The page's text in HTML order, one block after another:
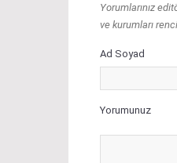
Yorumlarınız
ve kurumları
Ad Soyad
Yorumunuz